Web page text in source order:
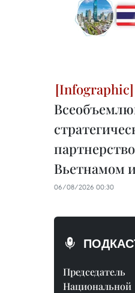
Вьетнамом
06/08/2026 00:30
Председатель
Национальной